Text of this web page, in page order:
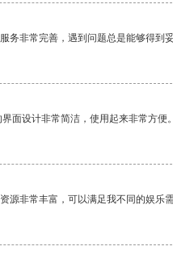
务非常完善，遇到问题总是能够得到
面设计非常简洁，使用起来非常方便
源非常丰富，可以满足我不同的娱乐需